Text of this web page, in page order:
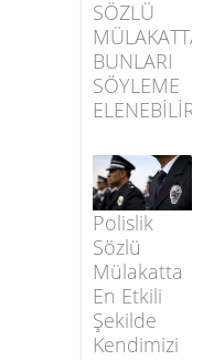
SÖZLÜ
MÜLAKATTA
BUNLARI
SÖYLEME
Polislik
Sözlü
Mülakatta
En Etkili
Şekilde
Kendimizi